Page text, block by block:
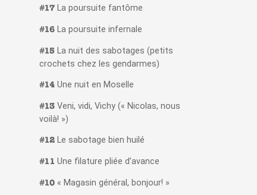
#17La poursuite fantôme
#16La poursuite infernale
#15La nuit des sabotages (petits
crochets chez les gendarmes)
#14Une nuit en Moselle
#13Veni, vidi, Vichy (« Nicolas, nous
voilà! »)
#12Le sabotage bien huilé
#11 Une filature pliée d’avance
#10« Magasin général, bonjour! »